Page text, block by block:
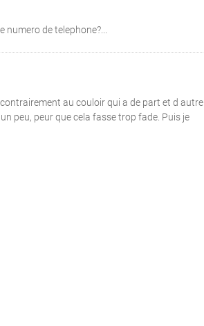
de telephone?...
au couloir qui a de part et d autre
peu, peur que cela fasse trop fade. Puis je